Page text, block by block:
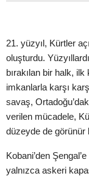
21. yüzyıl, Kürtler
oluşturdu.
bırakılan bir halk, ilk
imkanlarla karşı
savaş,
verilen mücadele,
düzeyde de görünür
Kobani’den
yalnızca askeri